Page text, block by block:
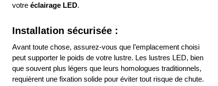
votre éclairage LED.
Installation sécurisée :
Avant toute chose, assurez-vous que l’emplacement choisi
peut supporter le poids de votre lustre. Les lustres LED, bien
que souvent plus légers que leurs homologues traditionnels,
requièrent une fixation solide pour éviter tout risque de chute.